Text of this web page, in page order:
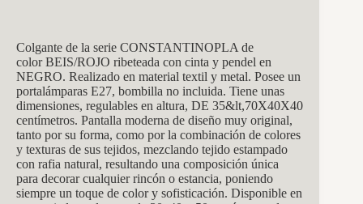
Colgante de la serie CONSTANTINOPLA de
color BEIS/ROJO ribeteada con cinta y pendel en
NEGRO. Realizado en material textil y metal. Posee un
portalámparas E27, bombilla no incluida. Tiene unas
dimensiones, regulables en altura, DE 35&lt,70X40X40
centímetros. Pantalla moderna de diseño muy original,
tanto por su forma, como por la combinación de colores
y texturas de sus tejidos, mezclando tejido estampado
con rafia natural, resultando una composición única
para decorar cualquier rincón o estancia, poniendo
siempre un toque de color y sofisticación. Disponible en